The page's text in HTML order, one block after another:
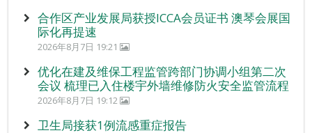
合作区产业发展局获授ICCA会员证书 澳琴会展国
际化再提速
2026年8月7日 19:21
优化在建及维保工程监管跨部门协调小组第二次
会议 梳理已入住楼宇外墙维修防火安全监管流程
2026年8月7日 19:12
卫生局接获1例流感重症报告